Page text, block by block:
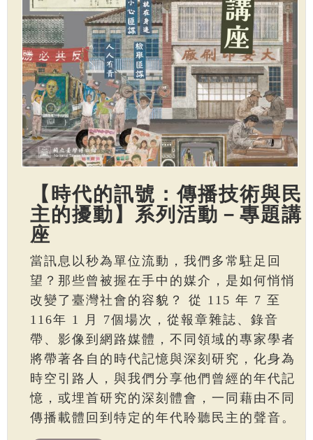
【時代的訊號：傳播技術與民
主的擾動】系列活動－專題講
座
當訊息以秒為單位流動，我們多常駐足回
望？那些曾被握在手中的媒介，是如何悄悄
改變了臺灣社會的容貌？ 從 115 年 7 至
116年 1 月 7個場次，從報章雜誌、錄音
帶、影像到網路媒體，不同領域的專家學者
將帶著各自的時代記憶與深刻研究，化身為
時空引路人，與我們分享他們曾經的年代記
憶，或埋首研究的深刻體會，一同藉由不同
傳播載體回到特定的年代聆聽民主的聲音。